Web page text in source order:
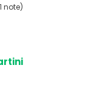
note)